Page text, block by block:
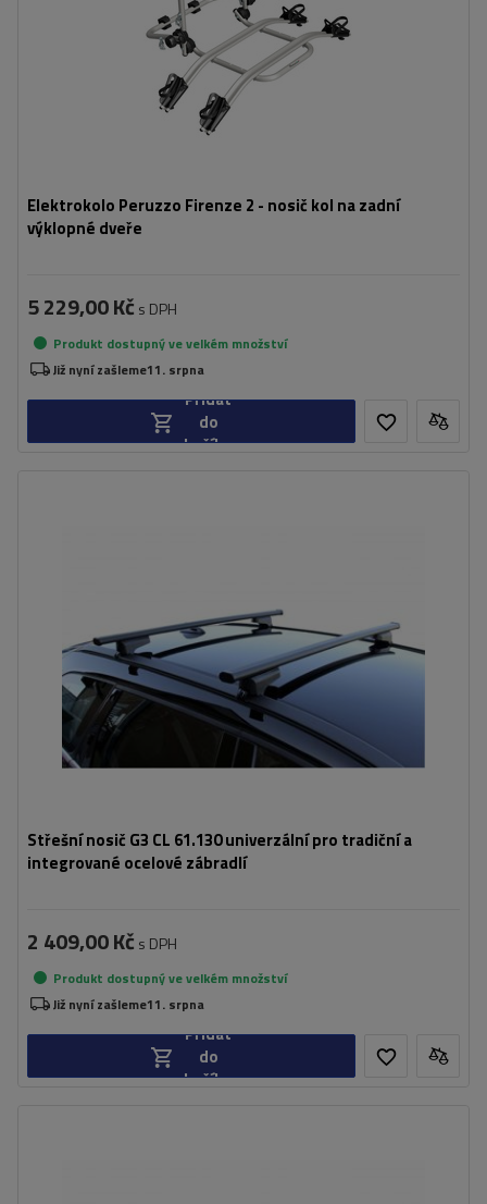
Elektrokolo Peruzzo Firenze 2 - nosič kol na zadní
výklopné dveře
5 229,00 Kč s DPH
Produkt dostupný ve velkém množství
Již nyní zašleme11. srpna
Přidat
do
košíku
Střešní nosič G3 CL 61.130 univerzální pro tradiční a
integrované ocelové zábradlí
2 409,00 Kč s DPH
Produkt dostupný ve velkém množství
Již nyní zašleme11. srpna
Přidat
do
košíku